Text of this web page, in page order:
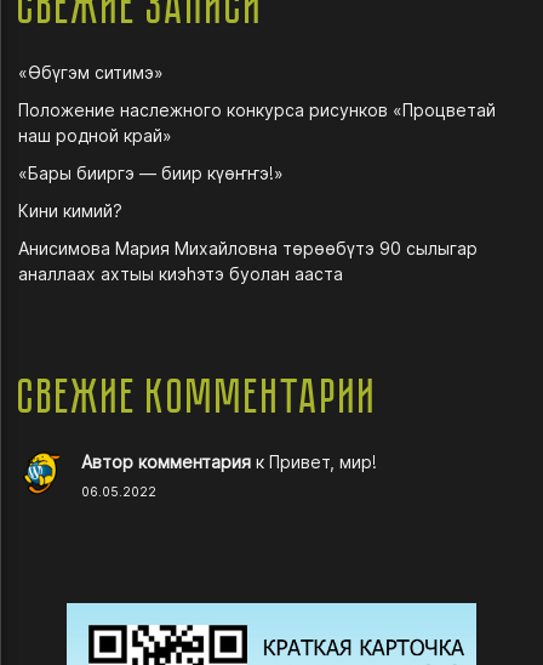
Свежие записи
«Өбүгэм ситимэ»
Положение наслежного конкурса рисунков «Процветай
наш родной край»
«Бары бииргэ — биир күөҥҥэ!»
Кини кимий?
Анисимова Мария Михайловна төрөөбүтэ 90 сылыгар
аналлаах ахтыы киэһэтэ буолан ааста
Свежие комментарии
Автор комментария к Привет, мир!
06.05.2022